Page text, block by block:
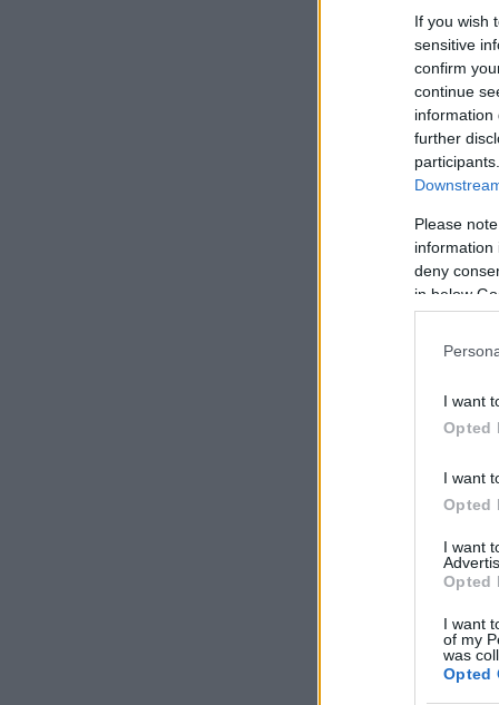
If you wish
sensitive
confirm
continue
information
further
Please
information
deny
in below
I want
Opted
I want
Opted
I want
Opted
I want
of my
was
Opted